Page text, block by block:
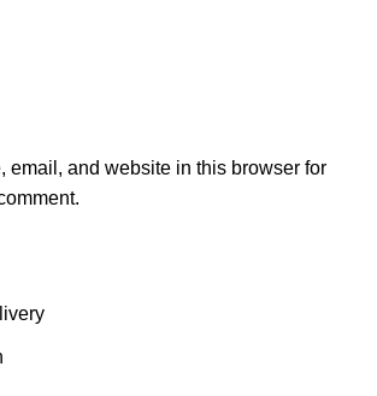
email, and website in this browser for